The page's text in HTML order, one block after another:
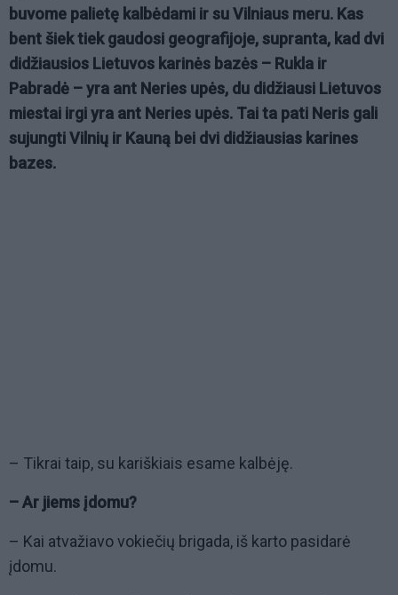
buvome palietę kalbėdami ir su Vilniaus meru. Kas
bent šiek tiek gaudosi geografijoje, supranta, kad dvi
didžiausios Lietuvos karinės bazės – Rukla ir
Pabradė – yra ant Neries upės, du didžiausi Lietuvos
miestai irgi yra ant Neries upės. Tai ta pati Neris gali
sujungti Vilnių ir Kauną bei dvi didžiausias karines
bazes.
– Tikrai taip, su kariškiais esame kalbėję.
– Ar jiems įdomu?
– Kai atvažiavo vokiečių brigada, iš karto pasidarė
įdomu.